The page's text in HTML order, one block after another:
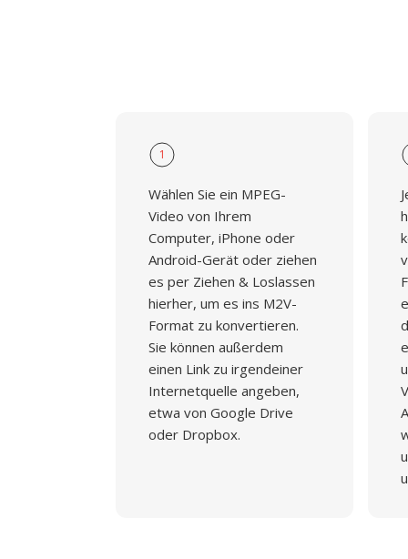
1
Wählen Sie ein MPEG-
Video von Ihrem
Computer, iPhone oder
Android-Gerät oder ziehen
es per Ziehen & Loslassen
hierher, um es ins M2V-
Format zu konvertieren.
Sie können außerdem
einen Link zu irgendeiner
Internetquelle angeben,
etwa von Google Drive
oder Dropbox.